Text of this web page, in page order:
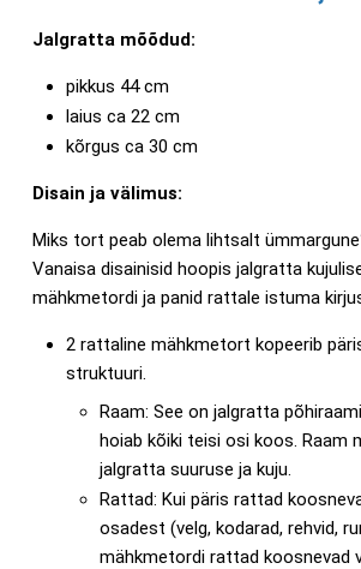
Jalgratta mõõdud:
pikkus 44 cm
laius ca 22 cm
kõrgus ca 30 cm
Disain ja välimus:
Miks tort peab olema lihtsalt
Vanaisa disainisid hoopis jalgratta
mähkmetordi ja panid rattale istuma
2 rattaline mähkmetort kopeerib
struktuuri.
Raam: See on jalgratta
hoiab kõiki teisi osi koos. Raam
jalgratta suuruse ja kuju.
Rattad: Kui päris rattad
osadest (velg, kodarad, rehvid,
mähkmetordi rattad koosnevad